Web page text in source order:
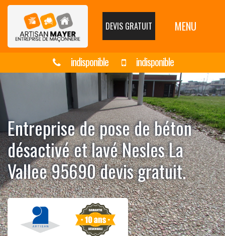
DEVIS GRATUIT MENU
indisponible indisponible
Entreprise de pose de béton
désactivé et lavé Nesles La
Vallee 95690 devis gratuit.